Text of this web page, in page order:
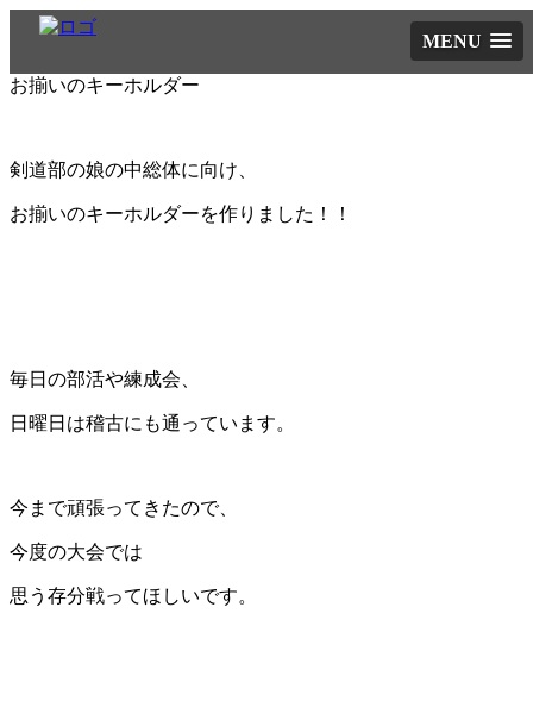
MENU
お揃いのキーホルダー
剣道部の娘の中総体に向け、
お揃いのキーホルダーを作りました！！
毎日の部活や練成会、
日曜日は稽古にも通っています。
今まで頑張ってきたので、
今度の大会では
思う存分戦ってほしいです。